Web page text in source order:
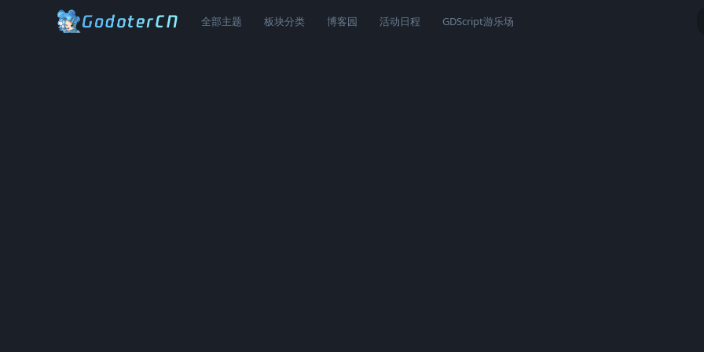
全部主题 板块分类 博客园 活动日程 GDScript游乐场